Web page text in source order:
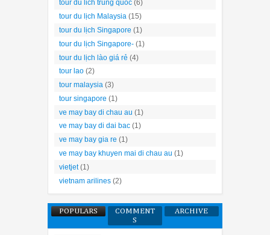
tour du lich trung quoc (6)
tour du lịch Malaysia (15)
tour du lịch Singapore (1)
tour du lịch Singapore- (1)
tour du lịch lào giá rẻ (4)
tour lao (2)
tour malaysia (3)
tour singapore (1)
ve may bay di chau au (1)
ve may bay di dai bac (1)
ve may bay gia re (1)
ve may bay khuyen mai di chau au (1)
vietjet (1)
vietnam arilines (2)
POPULARS
COMMENT
S
ARCHIVE